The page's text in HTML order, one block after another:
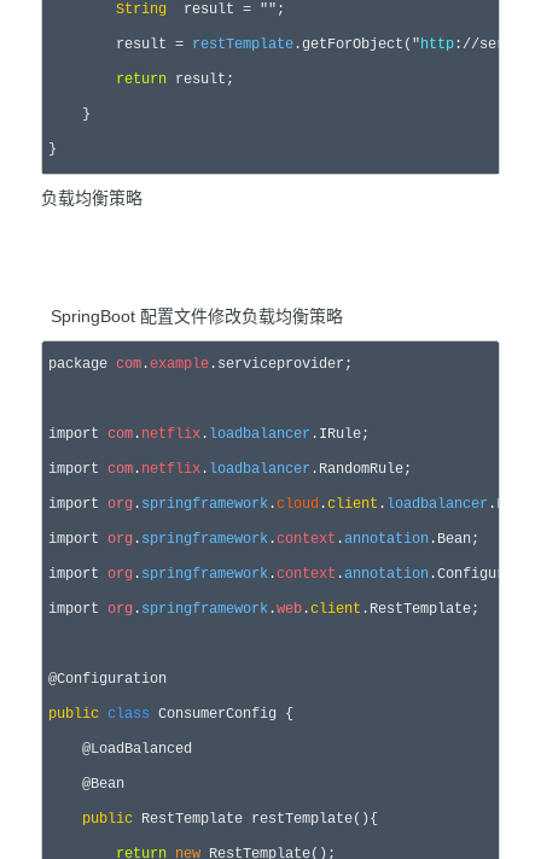
String
  result
= "" ;
        result =
restTemplate .getForObject( "http ://
return result;
    }
}
负载均衡策略
SpringBoot 配置文件修改负载均衡策略
package com .example .serviceprovider;
import com . netflix . loadbalancer .IRule;
import com . netflix . loadbalancer .RandomRule;
import org . springframework .cloud .client . loadbalancer
import org . springframework .context .annotation .Bean;
import org . springframework .context .annotation
import org . springframework .web .client .RestTemplate;
public class ConsumerConfig {
    @LoadBalanced
    @Bean
public RestTemplate restTemplate(){
return new RestTemplate();